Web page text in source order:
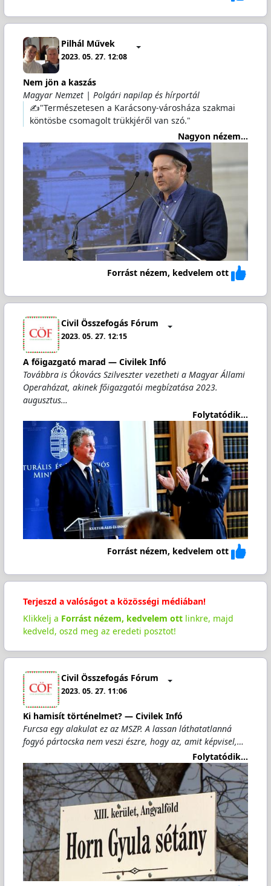
Pilhál Művek
2023. 05. 27. 12:08
Nem jön a kaszás
Magyar Nemzet | Polgári napilap és hírportál
✍️"Természetesen a Karácsony-városháza szakmai
köntösbe csomagolt trükkjéről van szó."
Nagyon nézem...
Forrást nézem, kedvelem ott
Civil Összefogás Fórum
2023. 05. 27. 12:15
A főigazgató marad — Civilek Infó
Továbbra is Ókovács Szilveszter vezetheti a Magyar Állami
Operaházat, akinek főigazgatói megbízatása 2023.
augusztus…
Folytatódik...
Forrást nézem, kedvelem ott
Terjeszd a valóságot a közösségi médiában!
Klikkelj a Forrást nézem, kedvelem ottlinkre, majd
kedveld, oszd meg az eredeti posztot!
Civil Összefogás Fórum
2023. 05. 27. 11:06
Ki hamisít történelmet? — Civilek Infó
Furcsa egy alakulat ez az MSZP. A lassan láthatatlanná
fogyó pártocska nem veszi észre, hogy az, amit képvisel,…
Folytatódik...